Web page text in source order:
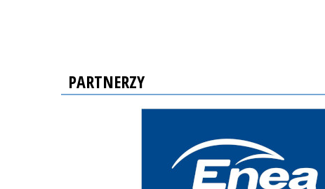
PARTNERZY